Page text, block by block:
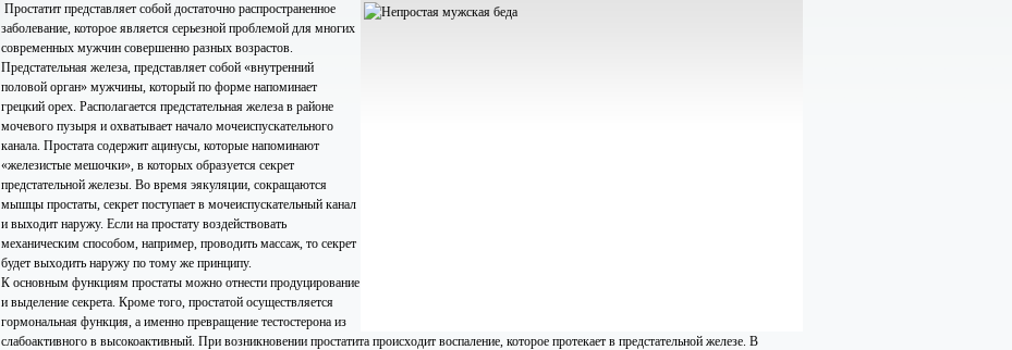
Простатит представляет собой достаточно распространенное
заболевание, которое является серьезной проблемой для многих
современных мужчин совершенно разных возрастов.
Предстательная железа, представляет собой «внутренний
половой орган» мужчины, который по форме напоминает
грецкий орех. Располагается предстательная железа в районе
мочевого пузыря и охватывает начало мочеиспускательного
канала. Простата содержит ацинусы, которые напоминают
«железистые мешочки», в которых образуется секрет
предстательной железы. Во время эякуляции, сокращаются
мышцы простаты, секрет поступает в мочеиспускательный канал
и выходит наружу. Если на простату воздействовать
механическим способом, например, проводить массаж, то секрет
будет выходить наружу по тому же принципу.
К основным функциям простаты можно отнести продуцирование
и выделение секрета. Кроме того, простатой осуществляется
гормональная функция, а именно превращение тестостерона из
слабоактивного в высокоактивный. При возникновении простатита происходит воспаление, которое протекает в предстательной железе. В